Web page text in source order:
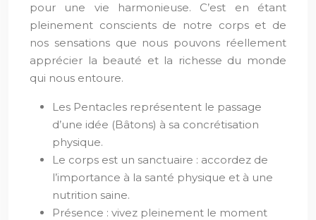
pour une vie harmonieuse. C’est en étant
pleinement conscients de notre corps et de
nos sensations que nous pouvons réellement
apprécier la beauté et la richesse du monde
qui nous entoure.
Les Pentacles représentent le passage
d’une idée (Bâtons) à sa concrétisation
physique.
Le corps est un sanctuaire : accordez de
l’importance à la santé physique et à une
nutrition saine.
Présence : vivez pleinement le moment